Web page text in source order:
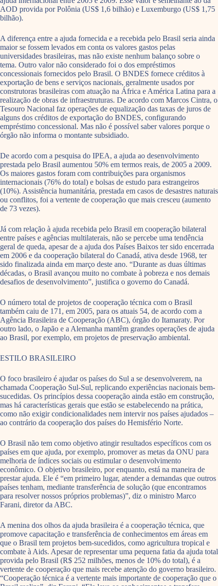
AOD provida por Polônia (US$ 1,6 bilhão) e Luxemburgo (US$ 1,75
bilhão).
A diferença entre a ajuda fornecida e a recebida pelo Brasil seria ainda
maior se fossem levados em conta os valores gastos pelas
universidades brasileiras, mas não existe nenhum balanço sobre o
tema. Outro valor não considerado foi o dos empréstimos
concessionais fornecidos pelo Brasil. O BNDES fornece créditos à
exportação de bens e serviços nacionais, geralmente usados por
construtoras brasileiras com atuação na África e América Latina para a
realização de obras de infraestruturas. De acordo com Marcos Cintra, o
Tesouro Nacional faz operações de equalização das taxas de juros de
alguns dos créditos de exportação do BNDES, configurando
empréstimo concessional. Mas não é possível saber valores porque o
órgão não informa o montante subsidiado.
De acordo com a pesquisa do IPEA, a ajuda ao desenvolvimento
prestada pelo Brasil aumentou 50% em termos reais, de 2005 a 2009.
Os maiores gastos foram com contribuições para organismos
internacionais (76% do total) e bolsas de estudo para estrangeiros
(10%). Assistência humanitária, prestada em casos de desastres naturais
ou conflitos, foi a vertente de cooperação que mais cresceu (aumento
de 73 vezes).
Já com relação à ajuda recebida pelo Brasil em cooperação bilateral
entre países e agências multilaterais, não se percebe uma tendência
geral de queda, apesar de a ajuda dos Países Baixos ter sido encerrada
em 2006 e da cooperação bilateral do Canadá, ativa desde 1968, ter
sido finalizada ainda em março deste ano. “Durante as duas últimas
décadas, o Brasil avançou muito no combate à pobreza e nos demais
desafios de desenvolvimento”, justifica o governo do Canadá.
O número total de projetos de cooperação técnica com o Brasil
também caiu de 171, em 2005, para os atuais 54, de acordo com a
Agência Brasileira de Cooperação (ABC), órgão do Itamaraty. Por
outro lado, o Japão e a Alemanha mantêm grandes operações de ajuda
ao Brasil, por exemplo, em projetos de preservação ambiental.
ESTILO BRASILEIRO
O foco brasileiro é ajudar os países do Sul a se desenvolverem, na
chamada Cooperação Sul-Sul, replicando experiências nacionais bem-
sucedidas. Os princípios dessa cooperação ainda estão em construção,
mas há características gerais que estão se estabelecendo na prática,
como não exigir condicionalidades nem intervir nos países ajudados –
ao contrário da cooperação dos países do Hemisfério Norte.
O Brasil não tem como objetivo atingir resultados específicos com os
países em que ajuda, por exemplo, promover as metas da ONU para
melhoria de índices sociais ou estimular o desenvolvimento
econômico. O objetivo brasileiro, por enquanto, está na maneira de
prestar ajuda. Ele é “em primeiro lugar, atender a demandas que outros
países tenham, mediante transferência de solução (que encontramos
para resolver nossos próprios problemas)”, diz o ministro Marco
Farani, diretor da ABC.
A menina dos olhos da ajuda brasileira é a cooperação técnica, que
promove capacitação e transferência de conhecimentos em áreas em
que o Brasil tem projetos bem-sucedidos, como agricultura tropical e
combate à Aids. Apesar de representar uma pequena fatia da ajuda total
provida pelo Brasil (R$ 252 milhões, menos de 10% do total), é a
vertente de cooperação que mais recebe atenção do governo brasileiro.
“Cooperação técnica é a vertente mais importante de cooperação que o